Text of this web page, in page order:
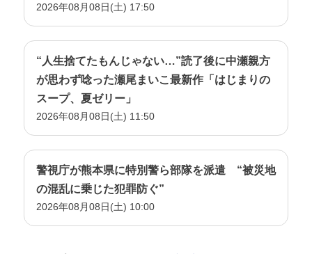
2026年08月08日(土) 17:50
“人生捨てたもんじゃない…”読了後に中瀬親方
が思わず唸った瀬尾まいこ最新作「はじまりの
スープ、夏ゼリー」
2026年08月08日(土) 11:50
警視庁が熊本県に特別警ら部隊を派遣 “被災地
の混乱に乗じた犯罪防ぐ”
2026年08月08日(土) 10:00